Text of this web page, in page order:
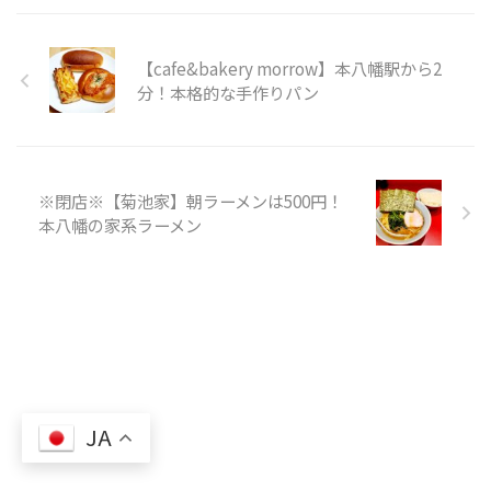
【cafe&bakery morrow】本八幡駅から2
分！本格的な手作りパン
※閉店※【菊池家】朝ラーメンは500円！
本八幡の家系ラーメン
JA